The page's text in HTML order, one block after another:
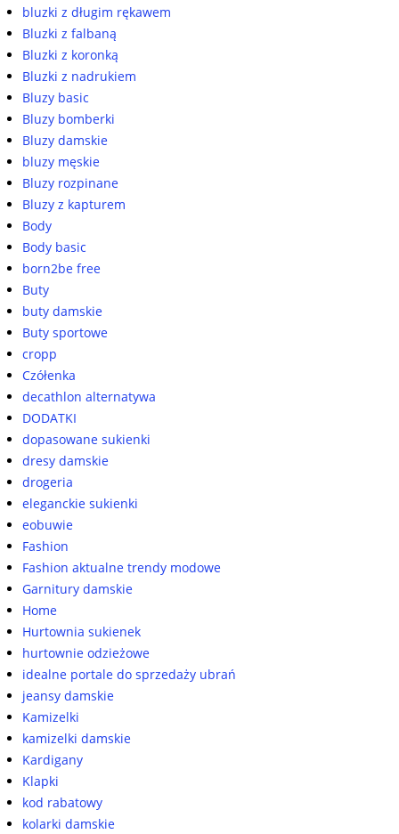
bluzki z długim rękawem
Bluzki z falbaną
Bluzki z koronką
Bluzki z nadrukiem
Bluzy basic
Bluzy bomberki
Bluzy damskie
bluzy męskie
Bluzy rozpinane
Bluzy z kapturem
Body
Body basic
born2be free
Buty
buty damskie
Buty sportowe
cropp
Czółenka
decathlon alternatywa
DODATKI
dopasowane sukienki
dresy damskie
drogeria
eleganckie sukienki
eobuwie
Fashion
Fashion aktualne trendy modowe
Garnitury damskie
Home
Hurtownia sukienek
hurtownie odzieżowe
idealne portale do sprzedaży ubrań
jeansy damskie
Kamizelki
kamizelki damskie
Kardigany
Klapki
kod rabatowy
kolarki damskie